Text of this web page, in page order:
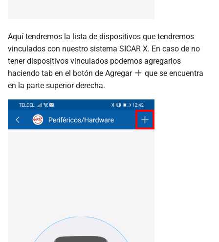
Aquí tendremos la lista de dispositivos que tendremos
vinculados con nuestro sistema SICAR X. En caso de no
tener dispositivos vinculados podemos agregarlos
haciendo tab en el botón de Agregar
que se encuentra
en la parte superior derecha.